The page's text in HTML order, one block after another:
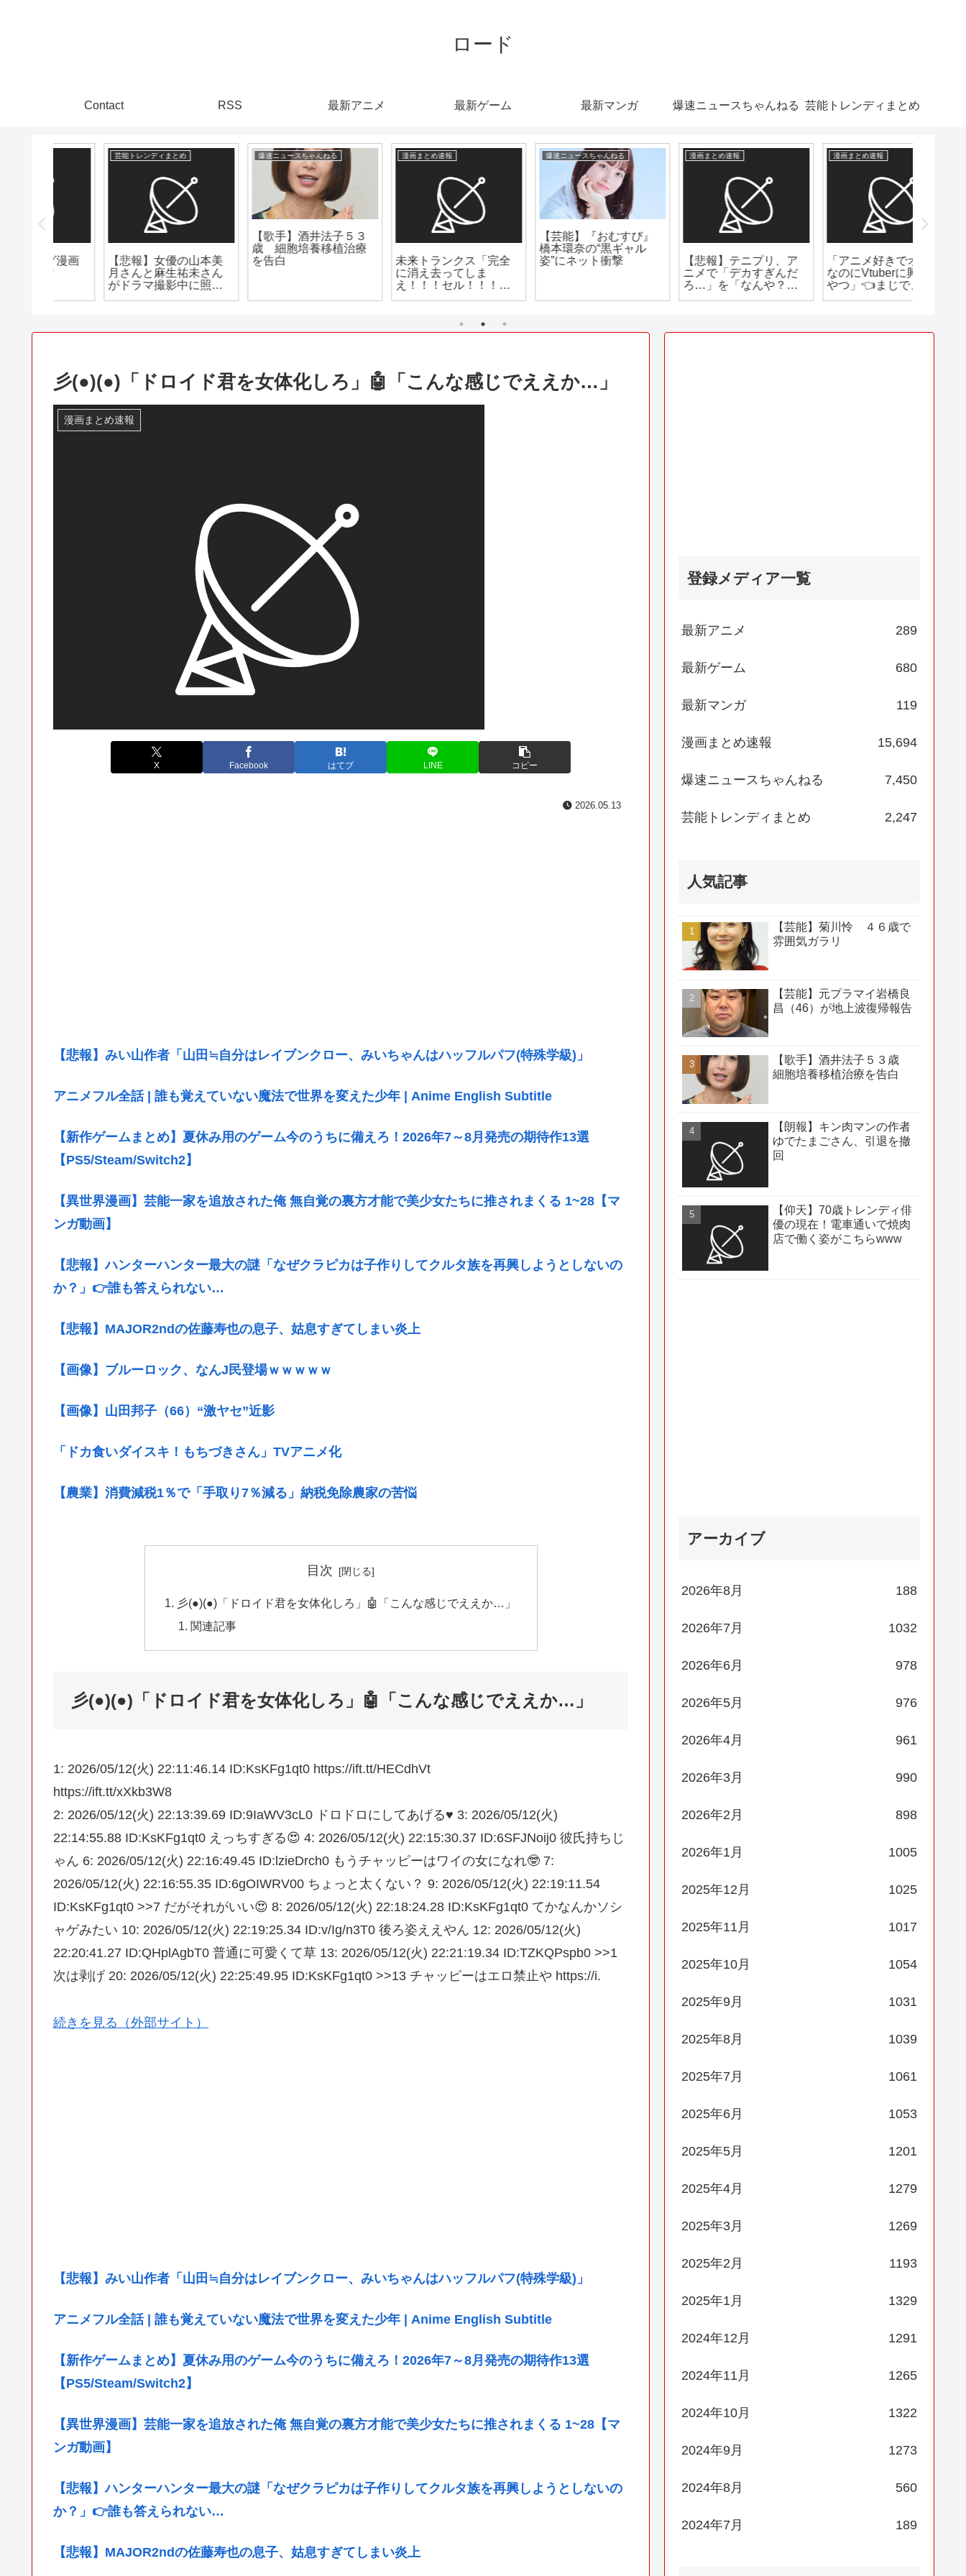
ロード
Contact RSS 最新アニメ 最新ゲーム 最新マンガ 爆速ニュースちゃんねる 芸能トレンディまとめ
爆速ニュースちゃんねる
【芸能】『おむすび』
姿”にネット衝撃
漫画まとめ速報
【悲報】テニプリ、ア
ニメで「デカすぎんだ
ろ…」を「なんや？で
漫画まとめ速報
「アニメ好きでオタク
なのにVtuberに興味ない
やつ」👈まじで、この
爆速ニュースちゃんねる
【芸能】ドランク鈴木
（48）実は「北条家の
末裔」と告白
漫画まとめ速報
【朗報】キン肉マンの
作者ゆでたまごさん、
引退を撤回
芸能トレンディまとめ
可愛い！？デビュー17
を笑顔で報告 www
彡(●)(●)「ドロイド君を女体化しろ」🤖「こんな感じでええか…」
漫画まとめ速報
X Facebook はてブ LINE コピー
2026.05.13
【悲報】みい山作者「山田≒自分はレイブンクロー、みいちゃんはハッフルパフ(特殊学級)」
アニメフル全話 | 誰も覚えていない魔法で世界を変えた少年 | Anime English Subtitle
【新作ゲームまとめ】夏休み用のゲーム今のうちに備えろ！2026年7～8月発売の期待作13選
【PS5/Steam/Switch2】
【異世界漫画】芸能一家を追放された俺 無自覚の裏方才能で美少女たちに推されまくる 1~28【マ
ンガ動画】
【悲報】ハンターハンター最大の謎「なぜクラピカは子作りしてクルタ族を再興しようとしないの
か？」👉️誰も答えられない…
【悲報】MAJOR2ndの佐藤寿也の息子、姑息すぎてしまい炎上
【画像】ブルーロック、なんJ民登場ｗｗｗｗｗ
【画像】山田邦子（66）“激ヤセ”近影
「ドカ食いダイスキ！もちづきさん」TVアニメ化
【農業】消費減税1％で「手取り7％減る」納税免除農家の苦悩
目次
彡(●)(●)「ドロイド君を女体化しろ」🤖「こんな感じでええか…」
関連記事
彡(●)(●)「ドロイド君を女体化しろ」🤖「こんな感じでええか…」
1: 2026/05/12(火) 22:11:46.14 ID:KsKFg1qt0 https://ift.tt/HECdhVt
https://ift.tt/xXkb3W8
2: 2026/05/12(火) 22:13:39.69 ID:9IaWV3cL0 ドロドロにしてあげる♥ 3: 2026/05/12(火)
22:14:55.88 ID:KsKFg1qt0 えっちすぎる😍 4: 2026/05/12(火) 22:15:30.37 ID:6SFJNoij0 彼氏持ちじ
ゃん 6: 2026/05/12(火) 22:16:49.45 ID:lzieDrch0 もうチャッピーはワイの女になれ🤓 7:
2026/05/12(火) 22:16:55.35 ID:6gOIWRV00 ちょっと太くない？ 9: 2026/05/12(火) 22:19:11.54
ID:KsKFg1qt0 >>7 だがそれがいい😍 8: 2026/05/12(火) 22:18:24.28 ID:KsKFg1qt0 てかなんかソシ
ャゲみたい 10: 2026/05/12(火) 22:19:25.34 ID:v/Ig/n3T0 後ろ姿ええやん 12: 2026/05/12(火)
22:20:41.27 ID:QHplAgbT0 普通に可愛くて草 13: 2026/05/12(火) 22:21:19.34 ID:TZKQPspb0 >>1
次は剥げ 20: 2026/05/12(火) 22:25:49.95 ID:KsKFg1qt0 >>13 チャッピーはエロ禁止や https://i.
続きを見る（外部サイト）
【悲報】みい山作者「山田≒自分はレイブンクロー、みいちゃんはハッフルパフ(特殊学級)」
アニメフル全話 | 誰も覚えていない魔法で世界を変えた少年 | Anime English Subtitle
【新作ゲームまとめ】夏休み用のゲーム今のうちに備えろ！2026年7～8月発売の期待作13選
【PS5/Steam/Switch2】
【異世界漫画】芸能一家を追放された俺 無自覚の裏方才能で美少女たちに推されまくる 1~28【マ
ンガ動画】
【悲報】ハンターハンター最大の謎「なぜクラピカは子作りしてクルタ族を再興しようとしないの
か？」👉️誰も答えられない…
【悲報】MAJOR2ndの佐藤寿也の息子、姑息すぎてしまい炎上
登録メディア一覧
最新アニメ 289
最新ゲーム 680
最新マンガ 119
漫画まとめ速報 15,694
爆速ニュースちゃんねる 7,450
芸能トレンディまとめ 2,247
人気記事
【芸能】菊川怜 ４６歳で
雰囲気ガラリ
【芸能】元プラマイ岩橋良
昌（46）が地上波復帰報告
【歌手】酒井法子５３歳
細胞培養移植治療を告白
【朗報】キン肉マンの作者
ゆでたまごさん、引退を撤
回
【仰天】70歳トレンディ俳
優の現在！電車通いで焼肉
店で働く姿がこちらwww
アーカイブ
2026年8月 188
2026年7月 1032
2026年6月 978
2026年5月 976
2026年4月 961
2026年3月 990
2026年2月 898
2026年1月 1005
2025年12月 1025
2025年11月 1017
2025年10月 1054
2025年9月 1031
2025年8月 1039
2025年7月 1061
2025年6月 1053
2025年5月 1201
2025年4月 1279
2025年3月 1269
2025年2月 1193
2025年1月 1329
2024年12月 1291
2024年11月 1265
2024年10月 1322
2024年9月 1273
2024年8月 560
2024年7月 189